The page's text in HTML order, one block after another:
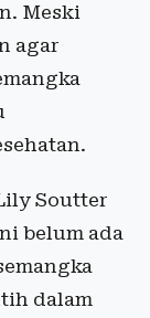
Meski
agar
Soutter
belum ada
dalam